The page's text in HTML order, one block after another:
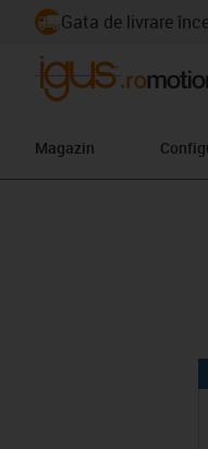
Gata de livrare
Magazin